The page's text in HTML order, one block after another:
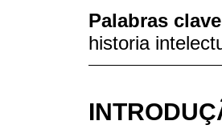
Palabras
historia